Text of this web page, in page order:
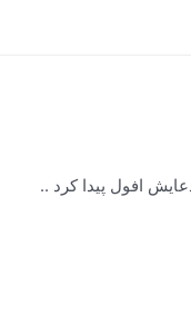
افول پیدا کرد ..